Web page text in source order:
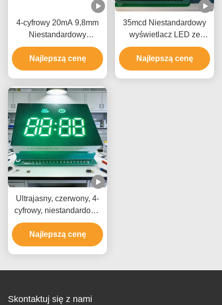
4-cyfrowy 20mA 9,8mm
Niestandardowy
wyświetlacz LED do
inteligentnej toalety
Najlepszą cenę
35mcd Niestandardowy
wyświetlacz LED ze
wspólną anodą do
papierosów E.
Najlepszą cenę
Ultrajasny, czerwony, 4-
cyfrowy, niestandardowy
wyświetlacz LED do
pomiarów przemysłowych
i urządzeń cyfrowych
Najlepszą cenę
Skontaktuj się z nami